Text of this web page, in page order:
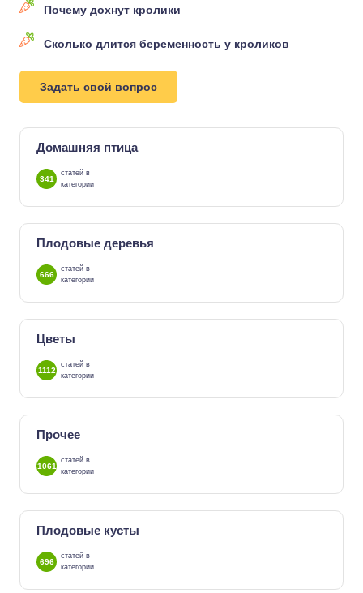
Почему дохнут кролики
Сколько длится беременность у кроликов
Задать свой вопрос
Домашняя птица
341
статей в
категории
Плодовые деревья
666
статей в
категории
Цветы
1112
статей в
категории
Прочее
1061
статей в
категории
Плодовые кусты
696
статей в
категории